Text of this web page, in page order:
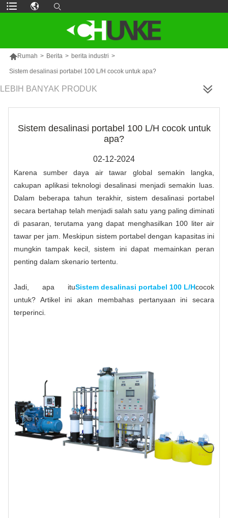
Rumah > Berita > berita industri >
Sistem desalinasi portabel 100 L/H cocok untuk apa?
LEBIH BANYAK PRODUK
Sistem desalinasi portabel 100 L/H cocok untuk
apa?
02-12-2024
Karena sumber daya air tawar global semakin langka,
cakupan aplikasi teknologi desalinasi menjadi semakin luas.
Dalam beberapa tahun terakhir, sistem desalinasi portabel
secara bertahap telah menjadi salah satu yang paling diminati
di pasaran, terutama yang dapat menghasilkan 100 liter air
tawar per jam. Meskipun sistem portabel dengan kapasitas ini
mungkin tampak kecil, sistem ini dapat memainkan peran
penting dalam skenario tertentu.
Jadi, apa ituSistem desalinasi portabel 100 L/Hcocok
untuk? Artikel ini akan membahas pertanyaan ini secara
terperinci.